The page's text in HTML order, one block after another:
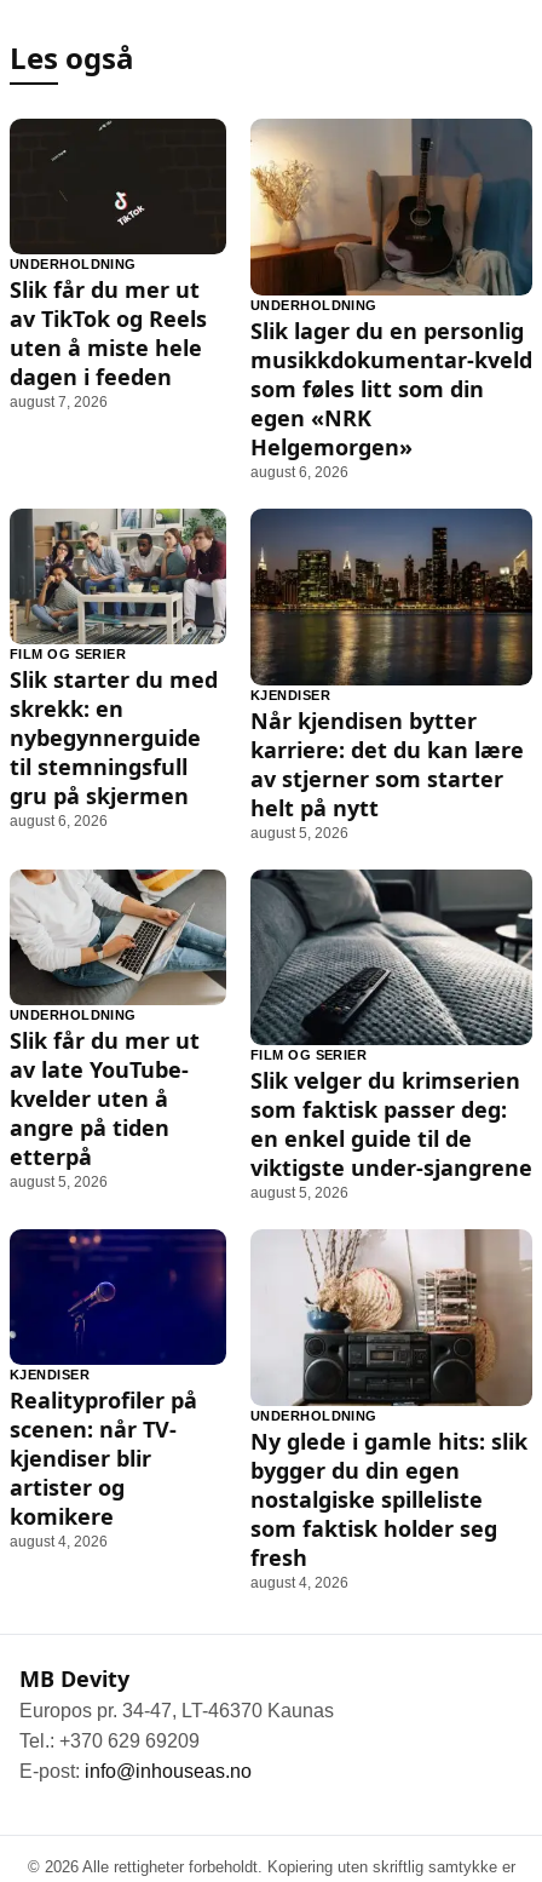
Les også
UNDERHOLDNING
Slik får du mer ut
av TikTok og Reels
uten å miste hele
dagen i feeden
august 7, 2026
UNDERHOLDNING
Slik lager du en personlig
musikkdokumentar‑kveld
som føles litt som din
egen «NRK
Helgemorgen»
august 6, 2026
FILM OG SERIER
Slik starter du med
skrekk: en
nybegynnerguide
til stemningsfull
gru på skjermen
august 6, 2026
KJENDISER
Når kjendisen bytter
karriere: det du kan lære
av stjerner som starter
helt på nytt
august 5, 2026
UNDERHOLDNING
Slik får du mer ut
av late YouTube-
kvelder uten å
angre på tiden
etterpå
august 5, 2026
FILM OG SERIER
Slik velger du krimserien
som faktisk passer deg:
en enkel guide til de
viktigste under-sjangrene
august 5, 2026
KJENDISER
Realityprofiler på
scenen: når TV-
kjendiser blir
artister og
komikere
august 4, 2026
UNDERHOLDNING
Ny glede i gamle hits: slik
bygger du din egen
nostalgiske spilleliste
som faktisk holder seg
fresh
august 4, 2026
MB Devity
Europos pr. 34-47, LT-46370 Kaunas
Tel.: +370 629 69209
E-post: info@inhouseas.no
© 2026 Alle rettigheter forbeholdt. Kopiering uten skriftlig samtykke er